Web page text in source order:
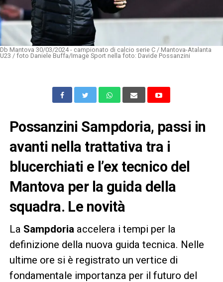
Db Mantova 30/03/2024 - campionato di calcio serie C / Mantova-Atalanta
U23 / foto Daniele Buffa/Image Sport nella foto: Davide Possanzini
Possanzini Sampdoria, passi in
avanti nella trattativa tra i
blucerchiati e l’ex tecnico del
Mantova per la guida della
squadra. Le novità
La Sampdoria accelera i tempi per la
definizione della nuova guida tecnica. Nelle
ultime ore si è registrato un vertice di
fondamentale importanza per il futuro del